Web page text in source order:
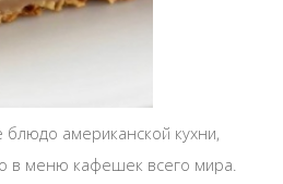
блюдо американской кухни,
в меню кафешек всего мира.